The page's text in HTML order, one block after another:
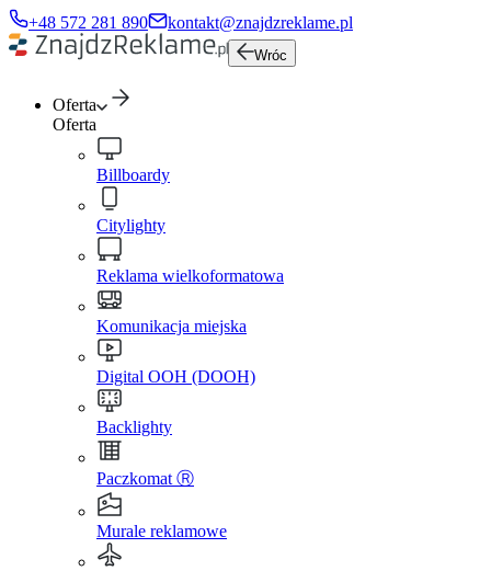
+48 572 281 890 kontakt@znajdzreklame.pl
Wróc
Oferta
Oferta
Billboardy
Citylighty
Reklama wielkoformatowa
Komunikacja miejska
Digital OOH (DOOH)
Backlighty
Paczkomat Ⓡ
Murale reklamowe